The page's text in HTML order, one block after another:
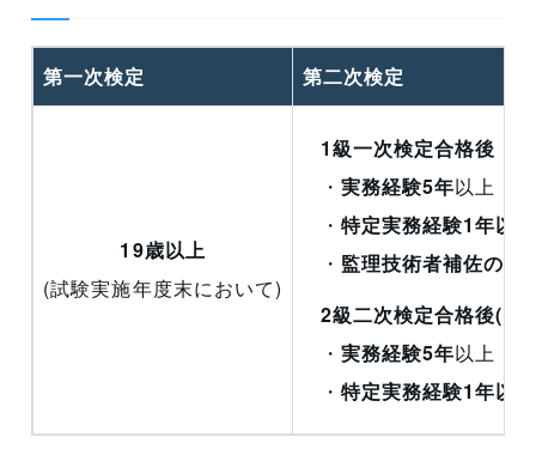
第一次検定 第二次検定
19歳以上
(試験実施年度末において)
1級一次検定合格後
・実務経験5年以上
・特定実務経験1年以上
・ 監理技術者補佐の実
2級二次検定合格後(1
・実務経験5年以上
・特定実務経験1年以上